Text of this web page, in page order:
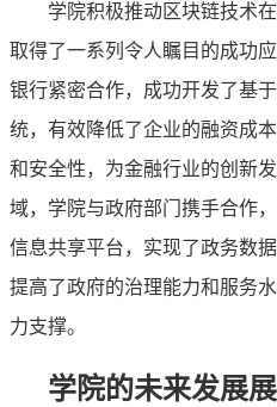
学院积极推动区块链技术
取得了一系列令人瞩目的成功
银行紧密合作，成功开发了基
统，有效降低了企业的融资成
和安全性，为金融行业的创新
域，学院与政府部门携手合作
信息共享平台，实现了政务数
提高了政府的治理能力和服务
力支撑。
学院的未来发展